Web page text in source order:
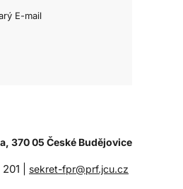
E-mail
370 05 České Budějovice
| sekret-fpr@prf.jcu.cz